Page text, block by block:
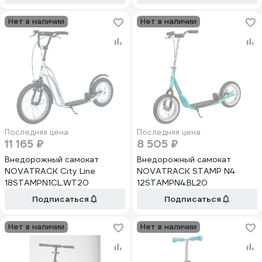
Нет в наличии
Последняя цена
11 165 ₽
Внедорожный самокат
NOVATRACK City Line
18STAMPN1CL.WT20
Подписаться
Нет в наличии
Последняя цена
8 505 ₽
Внедорожный самокат
NOVATRACK STAMP N4
12STAMPN4.BL20
Подписаться
Нет в наличии Нет в наличии